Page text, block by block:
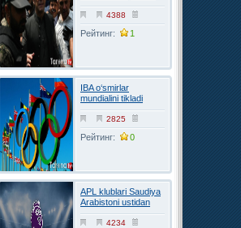
4388
Рейтинг: 1
IBA o‘smirlar
mundialini tikladi
2825
Рейтинг: 0
APL klublari Saudiya
Arabistoni ustidan
FIFAga shikoyat
qilmoqchi4234